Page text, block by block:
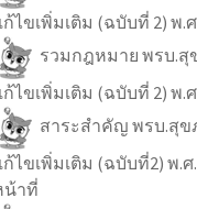
ไขเพิ่มเติม (ฉบับที่ 2) พ.ศ
รวมกฎหมาย พรบ.สุ
ไขเพิ่มเติม (ฉบับที่ 2) พ.ศ
สาระสำคัญ พรบ.สุข
ไขเพิ่มเติม (ฉบับที่2) พ.
น้าที่